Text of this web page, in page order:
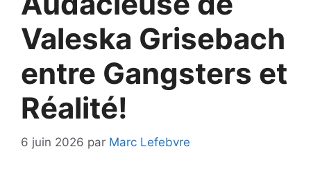
Valeska Grisebach
entre Gangsters et
Réalité!
6 juin 2026 par Marc Lefebvre